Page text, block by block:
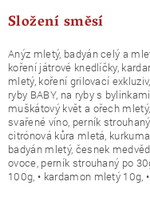
Složení směsí
Anýz mletý, badyán celý a
koření játrové knedlíčky,
mletý, koření grilovací
ryby BABY, na ryby s
muškátový květ a ořech
svařené víno, perník
citrónová kůra mletá,
badyán mletý, česnek
ovoce, perník strouhaný po
100g, • kardamon mletý 10g,